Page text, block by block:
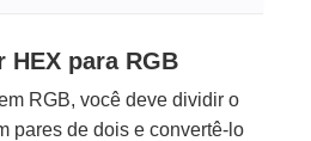
para RGB
RGB, você deve dividir o
pares de dois e convertê-lo